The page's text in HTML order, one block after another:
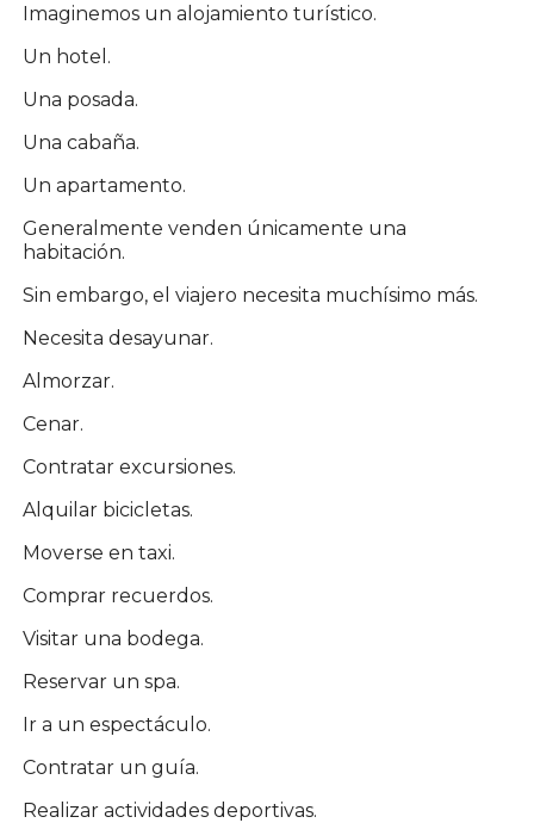
Imaginemos un alojamiento turístico.
Un hotel.
Una posada.
Una cabaña.
Un apartamento.
Generalmente venden únicamente una
habitación.
Sin embargo, el viajero necesita muchísimo más.
Necesita desayunar.
Almorzar.
Cenar.
Contratar excursiones.
Alquilar bicicletas.
Moverse en taxi.
Comprar recuerdos.
Visitar una bodega.
Reservar un spa.
Ir a un espectáculo.
Contratar un guía.
Realizar actividades deportivas.